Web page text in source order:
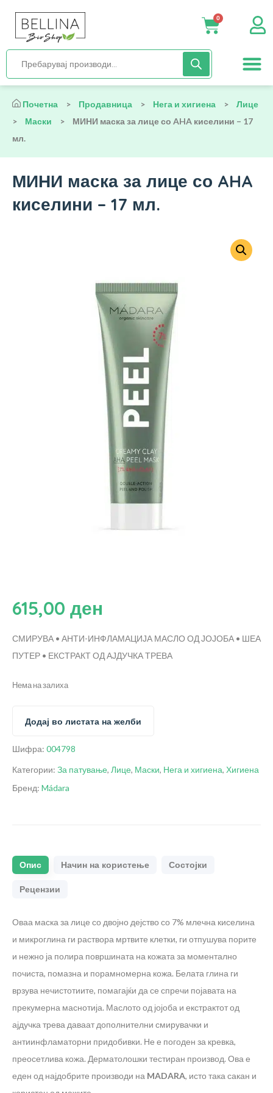
0
Почетна > Продавница > Нега и хигиена >
Лице
>
Маски >
МИНИ маска за лице со AHA киселини – 17
мл.
МИНИ маска за лице со AHA
киселини – 17 мл.
615,00 ден
СМИРУВА • АНТИ-ИНФЛАМАЦИЈА МАСЛО ОД ЈОЈОБА • ШЕА
ПУТЕР • ЕКСТРАКТ ОД АЈДУЧКА ТРЕВА
Нема на залиха
Додај во листата на желби
Шифра: 004798
Категории: За патување, Лице, Маски, Нега и хигиена, Хигиена
Бренд: Mádara
Опис Начин на користење Состојки
Рецензии
Оваа маска за лице со двојно дејство со 7% млечна киселина
и микроглина ги раствора мртвите клетки, ги отпушува порите
и нежно ја полира површината на кожата за моментално
почиста, помазна и порамномерна кожа. Белата глина ги
врзува нечистотиите, помагајќи да се спречи појавата на
прекумерна маснотија. Маслото од јојоба и екстрактот од
ајдучка трева даваат дополнителни смирувачки и
антиинфламаторни придобивки. Не е погоден за кревка,
преосетлива кожа. Дерматолошки тестиран производ. Ова е
еден од најдобрите производи на MADARA, исто така сакан и